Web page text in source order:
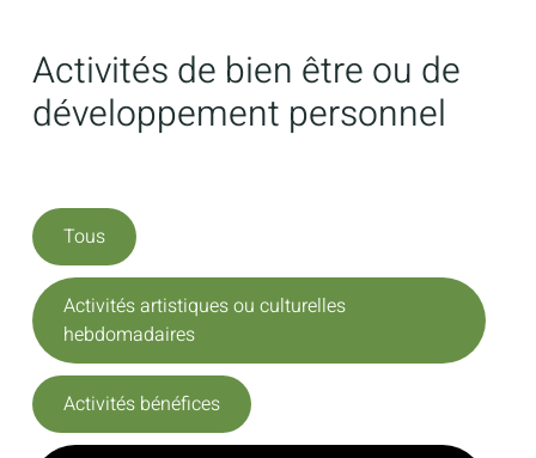
Activités de bien être ou de
développement personnel
Tous
Activités artistiques ou culturelles
hebdomadaires
Activités bénéfices